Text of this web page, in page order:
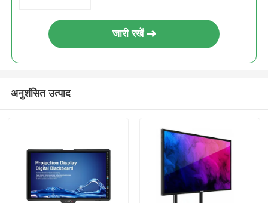
जारी रखें
अनुशंसित उत्पाद